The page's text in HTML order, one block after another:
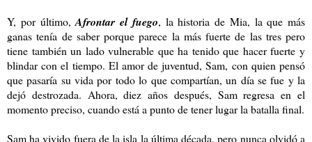
Y, por último,Afrontar el fuego, la historia de Mia, la que más
ganas tenía de saber porque parece la más fuerte de las tres pero
tiene también un lado vulnerable que ha tenido que hacer fuerte y
blindar con el tiempo. El amor de juventud, Sam, con quien pensó
que pasaría su vida por todo lo que compartían, un día se fue y la
dejó destrozada. Ahora, diez años después, Sam regresa en el
momento preciso, cuando está a punto de tener lugar la batalla final.
Sam ha vivido fuera de la isla la última década, pero nunca olvidó a